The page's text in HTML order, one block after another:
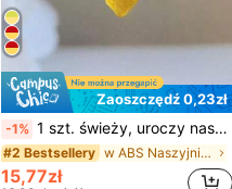
Zaoszczędź 0,23zł
-1% 1 szt. świeży, uroczy naszyjnik z wisiorkiem z żywicy w kształcie cytrynowego kwiatu, słodka biżuteria do noszenia na co dzień
#2 Bestsellery w ABS Naszyjniki damskie
15,77zł